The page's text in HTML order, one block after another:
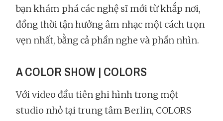
bạn khám phá các nghệ sĩ mới từ khắp nơi,
đồng thời tận hưởng âm nhạc một cách trọn
vẹn nhất, bằng cả phần nghe và phần nhìn.
A COLOR SHOW | COLORS
Với video đầu tiên ghi hình trong một
studio nhỏ tại trung tâm Berlin, COLORS